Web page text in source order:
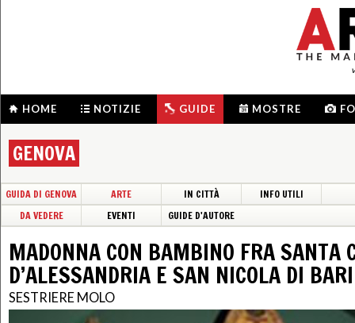
HOME NOTIZIE GUIDE MOSTRE
GENOVA
GUIDA DI GENOVA ARTE IN CITTÀ
INFO UTILI
DA VEDERE
EVENTI GUIDE D'AUTORE
MADONNA CON BAMBINO FRA SANTA
D’ALESSANDRIA E SAN NICOLA DI BARI
SESTRIERE MOLO